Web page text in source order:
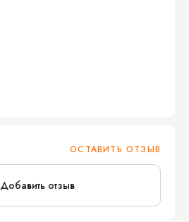
ОСТАВИТЬ ОТЗЫВ
Добавить отзыв